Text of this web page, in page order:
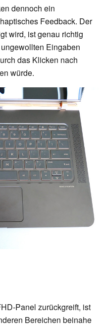
dennoch ein
Feedback. Der
wird, ist genau richtig
Eingaben
das Klicken nach
würde.
Panel zurückgreift, ist
Bereichen beinahe